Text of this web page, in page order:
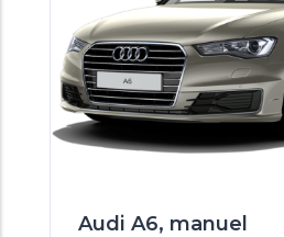
Audi A6, manuel